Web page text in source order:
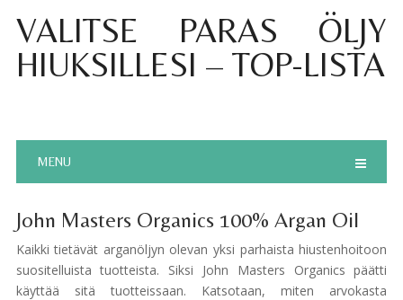
VALITSE PARAS ÖLJY
HIUKSILLESI – TOP-LISTA
MENU
John Masters Organics 100% Argan Oil
Kaikki tietävät arganöljyn olevan yksi parhaista hiustenhoitoon
suositelluista tuotteista. Siksi John Masters Organics päätti
käyttää sitä tuotteissaan. Katsotaan, miten arvokasta